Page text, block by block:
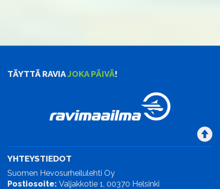
TÄYTTÄ RAVIAJOKA PÄIVÄ!
YHTEYSTIEDOT
Suomen Hevosurheilulehti Oy
Postiosoite: Valjakkotie 1, 00370 Helsinki